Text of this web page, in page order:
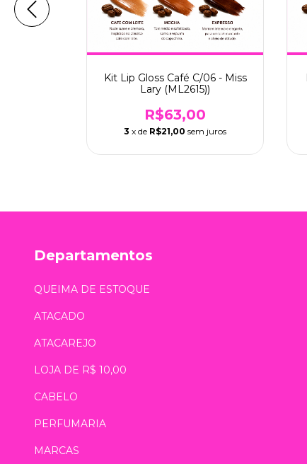
Kit Lip Gloss Café C/06 - Miss
Lary (ML2615))
R$63,00
3 x de R$21,00 sem juros
Departamentos
QUEIMA DE ESTOQUE
ATACADO
ATACAREJO
LOJA DE R$ 10,00
CABELO
PERFUMARIA
MARCAS